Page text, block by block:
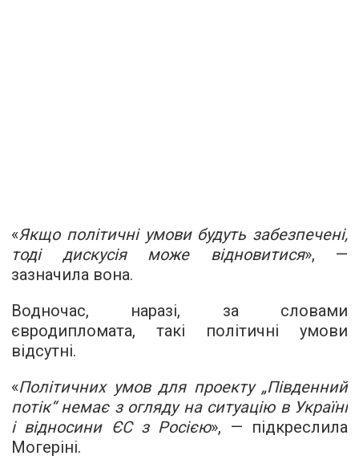
«Якщо політичні умови будуть забезпечені,
тоді дискусія може відновитися», —
зазначила вона.
Водночас, наразі, за словами
євродипломата, такі політичні умови
відсутні.
«Політичних умов для проекту „Південний
потік“ немає з огляду на ситуацію в Україні
і відносини ЄС з Росією», — підкреслила
Могеріні.